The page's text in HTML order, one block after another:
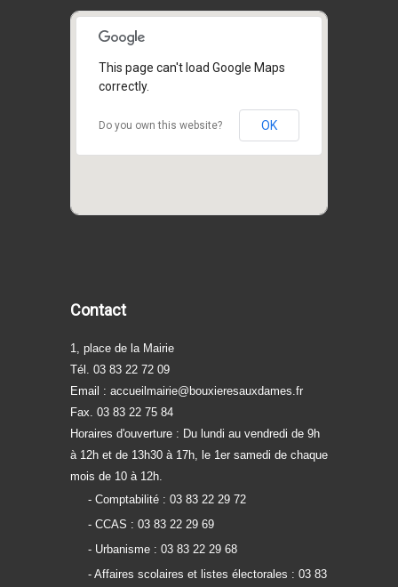
This page can't load Google Maps
correctly.
Do you own this website? OK
Contact
1, place de la Mairie
Tél. 03 83 22 72 09
Email : accueilmairie@bouxieresauxdames.fr
Fax. 03 83 22 75 84
Horaires d'ouverture : Du lundi au vendredi de 9h
à 12h et de 13h30 à 17h, le 1er samedi de chaque
mois de 10 à 12h.
- Comptabilité : 03 83 22 29 72
- CCAS : 03 83 22 29 69
- Urbanisme : 03 83 22 29 68
- Affaires scolaires et listes électorales : 03 83